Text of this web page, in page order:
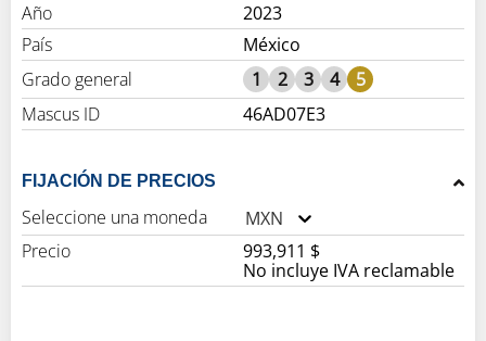
Año
2023
País
México
Grado general
1 2 3 4
5
Mascus ID
46AD07E3
FIJACIÓN DE PRECIOS
Seleccione una moneda
MXN
Precio
993,911 $
No incluye IVA reclamable